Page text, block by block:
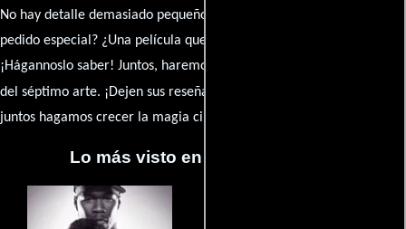
No hay detalle demasiado pequeño ni opinión insignificante. ¿Algún
pedido especial? ¿Una película que sueñas con ver reseñada?
¡Hágannoslo saber! Juntos, haremos de esta comunidad el epicentro
del séptimo arte. ¡Dejen sus reseña en la
juntos hagamos crecer la magia cinematográfica!
Lo más visto en Cineyseries.net